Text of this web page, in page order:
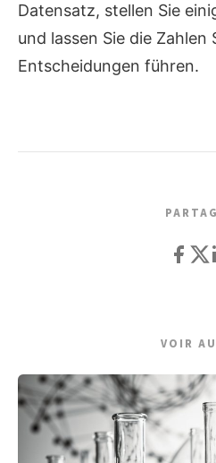
Datensatz, stellen Sie
und lassen Sie die Zahlen
Entscheidungen führen.
VOIR